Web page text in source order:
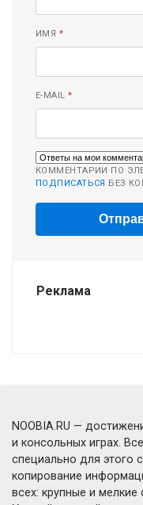
ИМЯ *
E-MAIL*
КОММЕНТАРИИ ПО
ПОДПИСАТЬСЯ БЕЗ
Реклама
NOOBIA.RU —
и консольных играх.
специально для этого
копирование
всех: крупные и мелкие